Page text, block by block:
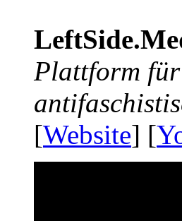
Plattform
[Website] [